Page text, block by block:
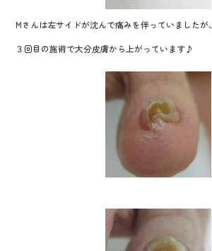
Mさんは左サイドが沈んで痛みを伴っていましたが、
３回目の施術で大分皮膚から上がっています♪